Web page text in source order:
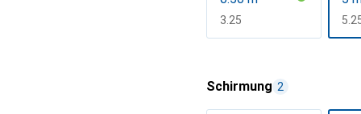
CHF
3.25 CHF
Schirmung 2